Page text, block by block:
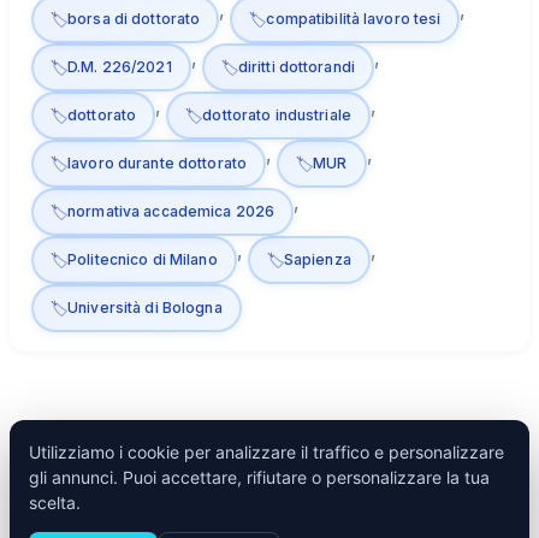
borsa di dottorato , compatibilità lavoro tesi ,
D.M. 226/2021 , diritti dottorandi ,
dottorato , dottorato industriale ,
lavoro durante dottorato , MUR ,
normativa accademica 2026 ,
Politecnico di Milano , Sapienza ,
Università di Bologna
Utilizziamo i cookie per analizzare il traffico e personalizzare
gli annunci. Puoi accettare, rifiutare o personalizzare la tua
scelta.